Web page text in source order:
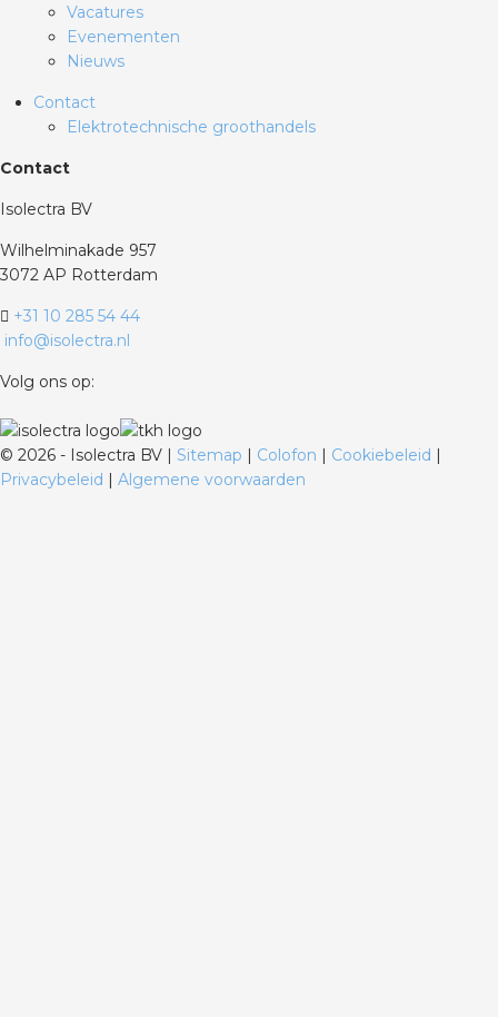
Vacatures
Evenementen
Nieuws
Contact
Elektrotechnische groothandels
Contact
Isolectra BV
Wilhelminakade 957
3072 AP Rotterdam
+31 10 285 54 44
info@isolectra.nl
Volg ons op:
© 2026 - Isolectra BV | Sitemap | Colofon | Cookiebeleid |
Privacybeleid | Algemene voorwaarden